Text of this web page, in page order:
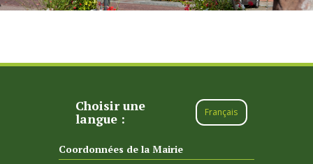
Choisir une
langue :
Français
Coordonnées de la Mairie